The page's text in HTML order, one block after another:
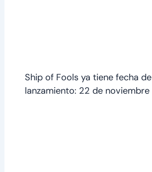
Ship of Fools ya tiene fecha de
lanzamiento: 22 de noviembre